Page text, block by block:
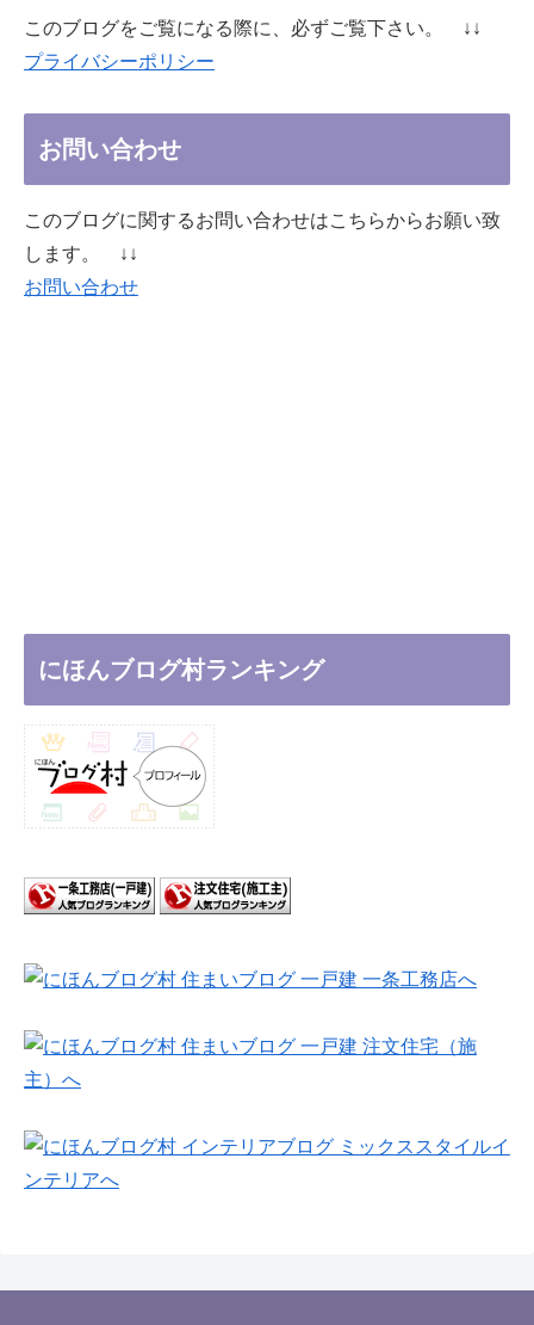
このブログをご覧になる際に、必ずご覧下さい。 ↓↓
プライバシーポリシー
お問い合わせ
このブログに関するお問い合わせはこちらからお願い致
します。 ↓↓
お問い合わせ
にほんブログ村ランキング